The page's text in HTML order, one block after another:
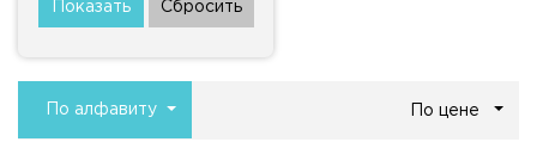
По алфавиту По цене